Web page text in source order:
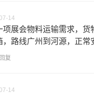
14
项展会物料运输需求，货
，路线广州到河源，正常
复
14